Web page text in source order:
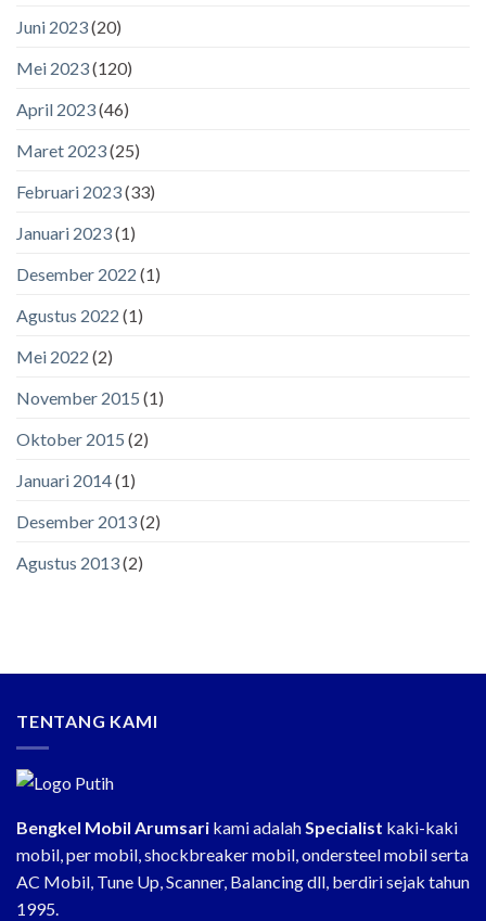
Juni 2023(20)
Mei 2023(120)
April 2023(46)
Maret 2023(25)
Februari 2023(33)
Januari 2023(1)
Desember 2022 (1)
Agustus 2022 (1)
Mei 2022 (2)
November 2015 (1)
Oktober 2015 (2)
Januari 2014(1)
Desember 2013(2)
Agustus 2013(2)
TENTANG KAMI
Bengkel Mobil Arumsari kami adalahSpecialist kaki-kaki
mobil, per mobil, shockbreaker mobil, ondersteel mobil serta
AC Mobil, Tune Up, Scanner, Balancing dll, berdiri sejak tahun
1995.